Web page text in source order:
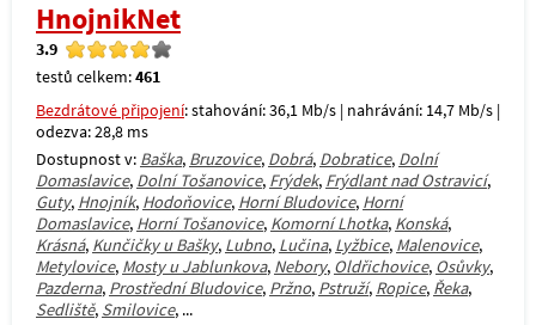
HnojnikNet
3.9
testů celkem:461
Bezdrátové připojení: stahování: 36,1 Mb/s | nahrávání: 14,7 Mb/s |
odezva: 28,8 ms
Dostupnost v: Baška, Bruzovice, Dobrá, Dobratice, Dolní
Domaslavice, Dolní Tošanovice, Frýdek, Frýdlant nad Ostravicí,
Guty, Hnojník, Hodoňovice, Horní Bludovice, Horní
Domaslavice, Horní Tošanovice, Komorní Lhotka, Konská,
Krásná, Kunčičky u Bašky, Lubno, Lučina, Lyžbice, Malenovice,
Metylovice, Mosty u Jablunkova, Nebory, Oldřichovice, Osůvky,
Pazderna, Prostřední Bludovice, Pržno, Pstruží, Ropice, Řeka,
Sedliště, Smilovice, ...